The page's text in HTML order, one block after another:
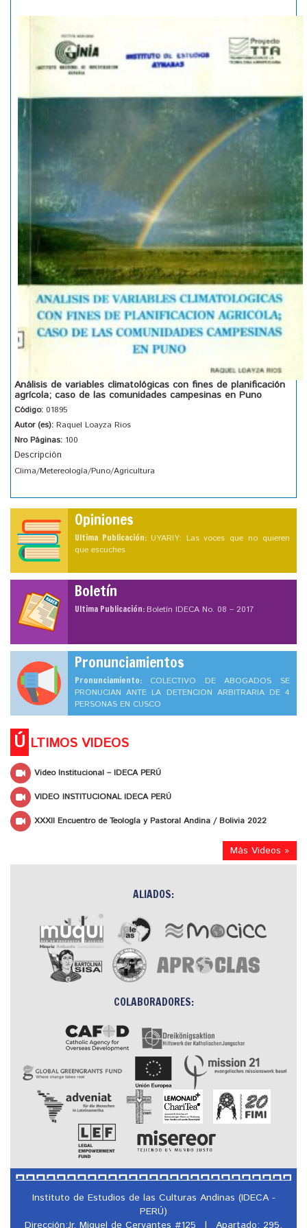
Análisis de variables climatológicas con fines de planificación
agrícola; caso de las comunidades campesinas en Puno
Código: 01895
Autor (es): Raquel Loayza Rios
Nro Páginas: 100
Descripción
Clima/Metereología/Puno/Agricultura
Opiniones
Ultima Publicación: UYARIY: Las voces que no quieren
que escuches
Boletín
Ultima Publicación:Boletín IDECA No. 08 – 2017
Pronunciamientos
Pronunciamiento: COLECTIVO DE ABOGADOS SE
PRONUCIAN ANTE LA DETENCION ARBITRARIA DE 4
PERSONAS EN CUSCO
Ú LTIMOS VIDEOS
Video Institucional – IDECA PERÚ
VIDEO INSTITUCIONAL IDECA PERÚ
XXXII Encuentro de Teología y Pastoral Andina / Bolivia 2022
Más Videos »
ALIADOS:
COLABORADORES:
Instituto de Estudios de las Culturas Andinas (IDECA -
PERÚ)